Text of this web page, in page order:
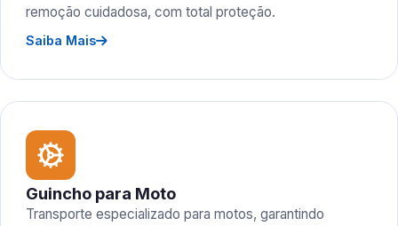
remoção cuidadosa, com total proteção.
Saiba Mais
Guincho para Moto
Transporte especializado para motos, garantindo